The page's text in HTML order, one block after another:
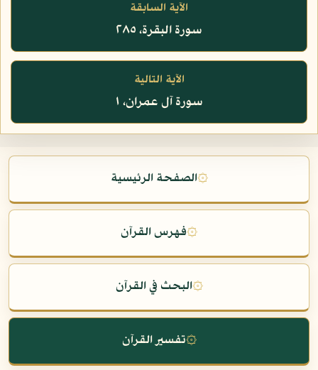
الآية السابقة
سورة البقرة، ٢٨٥
الآية التالية
سورة آل عمران، ١
۞الصفحة الرئيسية
۞فهرس القرآن
۞البحث في القرآن
۞تفسير القرآن